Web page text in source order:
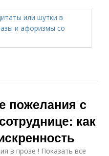
пожелания с
как
в прозе ! Показать все